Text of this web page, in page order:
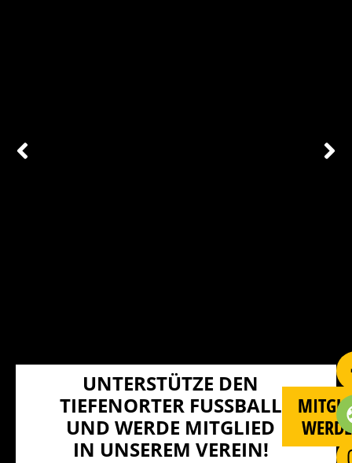
UNTERSTÜTZE DEN
TIEFENORTER FUSSBALL U
ND WERDE MITGLIED I
N UNSEREM VEREIN!